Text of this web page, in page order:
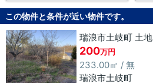
この物件と条件が近い物件です。
瑞浪市土岐町 土地
200万円
233.00㎡ / 無
瑞浪市土岐町